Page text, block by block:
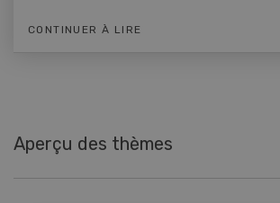
CONTINUER À LIRE
Aperçu des thèmes